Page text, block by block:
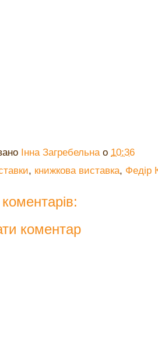
Інна Загребельна о 10:36
, книжкова виставка, Федір
коментар